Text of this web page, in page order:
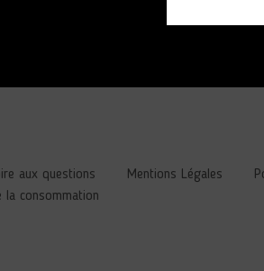
aux questions Mentions Légales
la consommation